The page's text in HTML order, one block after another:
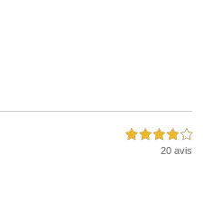
4,0 étoiles sur 5
20 avis